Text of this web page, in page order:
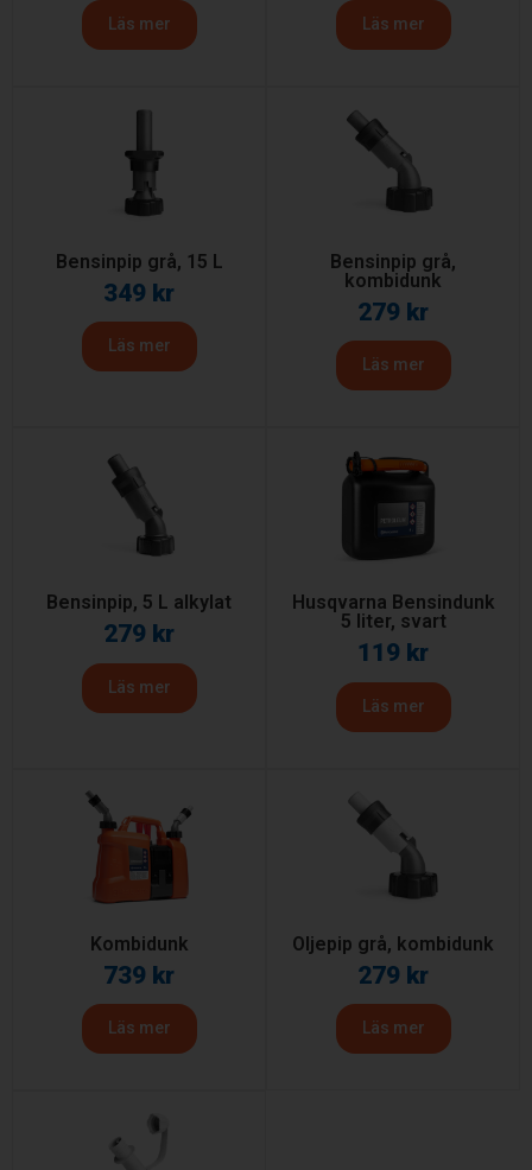
Läs mer Läs mer
Bensinpip grå, 15 L
349 kr
Läs mer
Bensinpip grå,
kombidunk
279 kr
Läs mer
Bensinpip, 5 L alkylat
279 kr
Läs mer
Husqvarna Bensindunk
5 liter, svart
119 kr
Läs mer
Kombidunk
739 kr
Läs mer
Oljepip grå, kombidunk
279 kr
Läs mer